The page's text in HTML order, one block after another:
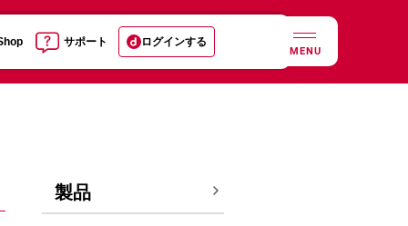
サポート ログインする
MENU
製品